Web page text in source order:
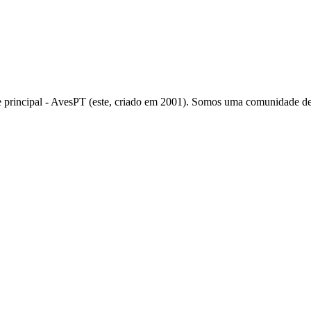
- AvesPT (este, criado em 2001). Somos uma comunidade